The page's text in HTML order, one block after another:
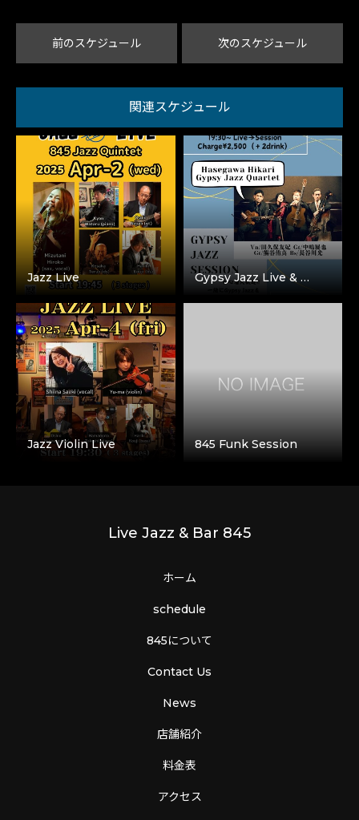
前のスケジュール 次のスケジュール
関連スケジュール
Jazz Live Gypsy Jazz Live & …
Jazz Violin Live 845 Funk Session
Live Jazz & Bar 845
ホーム
schedule
845について
Contact Us
News
店舗紹介
料金表
アクセス